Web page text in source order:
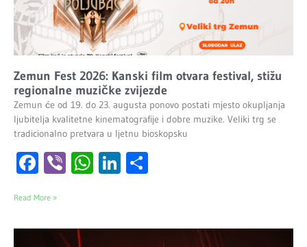
Zemun Fest 2026: Kanski film otvara festival, stižu
regionalne muzičke zvijezde
Zemun će od 19. do 23. augusta ponovo postati mjesto okupljanja
ljubitelja kvalitetne kinematografije i dobre muzike. Veliki trg se
tradicionalno pretvara u ljetnu bioskopsku
Facebook
ViberWhatsApp
LinkedIn
Read More »